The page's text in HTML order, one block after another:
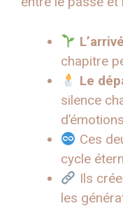
chapitre
Le
silence
Ces
cycle
Ils
les